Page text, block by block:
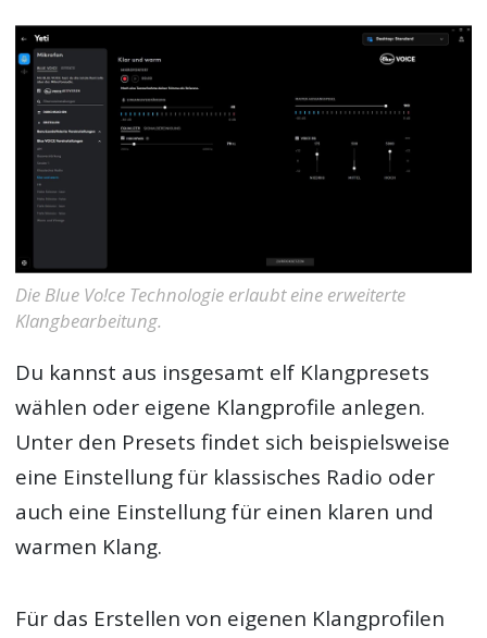
Die Blue Vo!ce Technologie erlaubt eine erweiterte
Klangbearbeitung.
Du kannst aus insgesamt elf Klangpresets
wählen oder eigene Klangprofile anlegen.
Unter den Presets findet sich beispielsweise
eine Einstellung für klassisches Radio oder
auch eine Einstellung für einen klaren und
warmen Klang.
Für das Erstellen von eigenen Klangprofilen